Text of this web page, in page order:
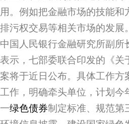
用。例如把金融市场的技能
排污权交易等相关市场的发展。
中国人民银行金融研究所副
表示，七部委联合印发的《
案将于近日公布。具体工作
工作，明确牵头单位，计划
一绿色债券制定标准、规范第